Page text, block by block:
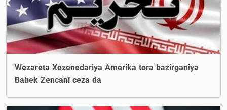
Wezareta Xezenedariya Amerîka tora bazirganiya
Babek Zencanî ceza da